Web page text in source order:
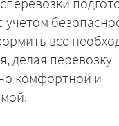
все
делая перевозку
комфортной и